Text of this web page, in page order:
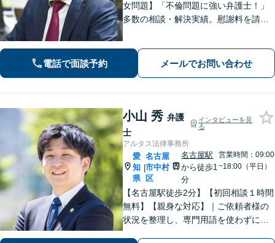
女問題】「不倫問題に強い弁護士！」
多数の相談・解決実績。慰謝料を請求
できるようサポートします【夜間・休
日面談可】【完全個室】【名古屋駅7
電話で面談予約 メールでお問い合わせ
小山 秀 弁護
士
インタビューを見
る
アルタス法律事務所
愛
知
県
|
名古屋
市中村
区
名古屋駅
から徒歩1
分
営業時間：09:00
~18:00（平日）
【名古屋駅徒歩2分】【初回相談１時間
無料】【親身な対応】｜ご依頼者様の
状況を整理し、専門用語を使わずに、